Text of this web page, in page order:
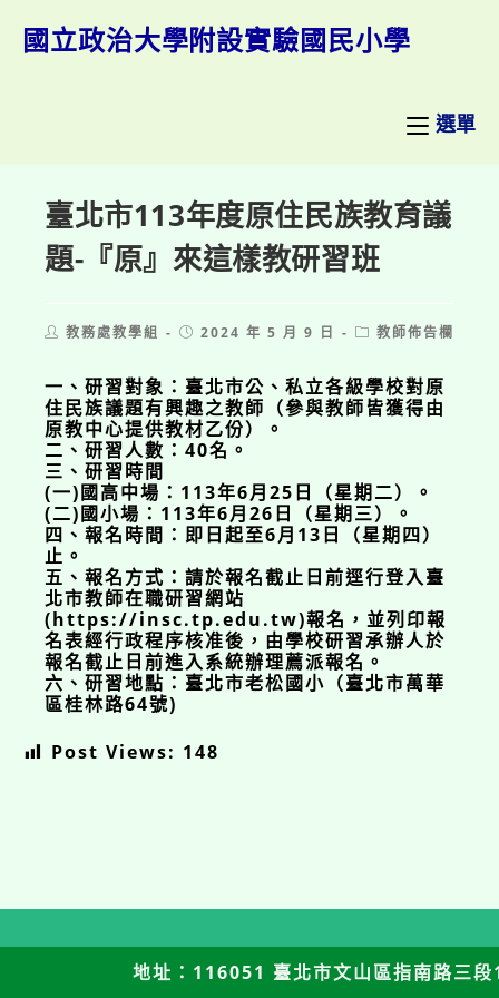
國立政治大學附設實驗國民小學
選單
臺北市113年度原住民族教育議
題-『原』來這樣教研習班
Post教務處教學組
Post2024 年 5 月 9 日
Post教師佈告欄
一、研習對象：臺北市公、私立各級學校對原
住民族議題有興趣之教師（參與教師皆獲得由
原教中心提供教材乙份）。
二、研習人數：40名。
三、研習時間
(一)國高中場：113年6月25日（星期二）。
(二)國小場：113年6月26日（星期三）。
四、報名時間：即日起至6月13日（星期四）
止。
五、報名方式：請於報名截止日前逕行登入臺
北市教師在職研習網站
(https://insc.tp.edu.tw)報名，並列印報
名表經行政程序核准後，由學校研習承辦人於
報名截止日前進入系統辦理薦派報名。
六、研習地點：臺北市老松國小（臺北市萬華
區桂林路64號)
Post Views: 148
地址：116051 臺北市文山區指南路三